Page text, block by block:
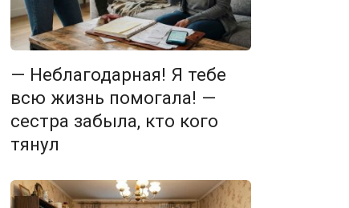
— Неблагодарная! Я тебе
всю жизнь помогала! —
сестра забыла, кто кого
тянул